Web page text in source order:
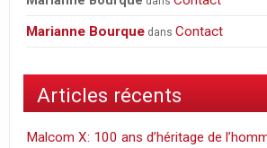
Marianne Bourque dansContact
Articles récents
Malcom X: 100 ans d’héritage de